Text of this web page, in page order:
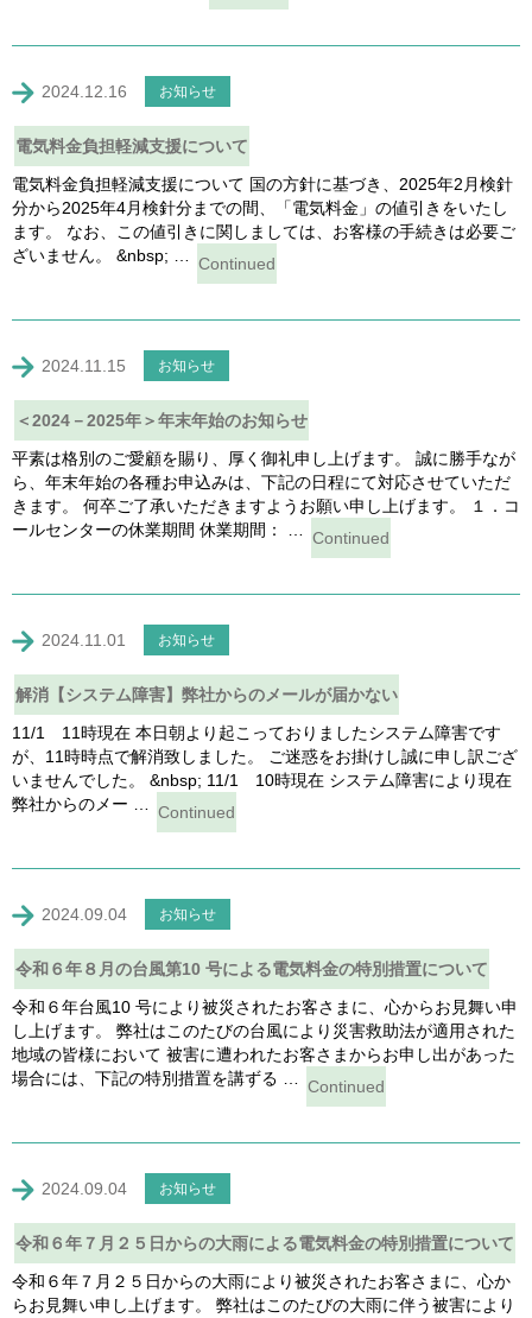
2024.12.16 お知らせ
電気料金負担軽減支援について
電気料金負担軽減支援について 国の方針に基づき、2025年2月検針
分から2025年4月検針分までの間、「電気料金」の値引きをいたし
ます。 なお、この値引きに関しましては、お客様の手続きは必要ご
ざいません。 &nbsp; …
Continued
2024.11.15 お知らせ
＜2024－2025年＞年末年始のお知らせ
平素は格別のご愛顧を賜り、厚く御礼申し上げます。 誠に勝手なが
ら、年末年始の各種お申込みは、下記の日程にて対応させていただ
きます。 何卒ご了承いただきますようお願い申し上げます。 １．コ
ールセンターの休業期間 休業期間： …
Continued
2024.11.01 お知らせ
解消【システム障害】弊社からのメールが届かない
11/1 11時現在 本日朝より起こっておりましたシステム障害です
が、11時時点で解消致しました。 ご迷惑をお掛けし誠に申し訳ござ
いませんでした。 &nbsp; 11/1 10時現在 システム障害により現在
弊社からのメー …
Continued
2024.09.04 お知らせ
令和６年８月の台風第10 号による電気料金の特別措置について
令和６年台風10 号により被災されたお客さまに、心からお見舞い申
し上げます。 弊社はこのたびの台風により災害救助法が適用された
地域の皆様において 被害に遭われたお客さまからお申し出があった
場合には、下記の特別措置を講ずる …
Continued
2024.09.04 お知らせ
令和６年７月２５日からの大雨による電気料金の特別措置について
令和６年７月２５日からの大雨により被災されたお客さまに、心か
らお見舞い申し上げます。 弊社はこのたびの大雨に伴う被害により